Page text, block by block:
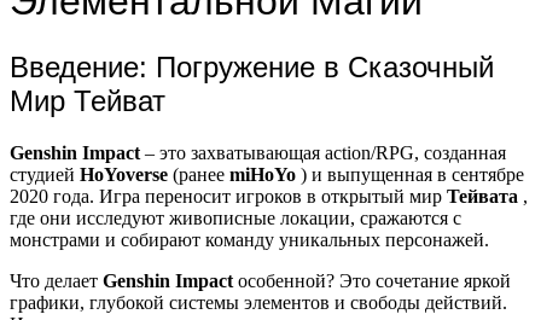
Введение: Погружение в Сказочный
Мир Тейват
Genshin Impact – это захватывающая action/RPG, созданная
студией HoYoverse (ранее miHoYo ) и выпущенная в сентябре
2020 года. Игра переносит игроков в открытый мир Тейвата ,
где они исследуют живописные локации, сражаются с
монстрами и собирают команду уникальных персонажей.
Что делает Genshin Impact особенной? Это сочетание яркой
графики, глубокой системы элементов и свободы действий.